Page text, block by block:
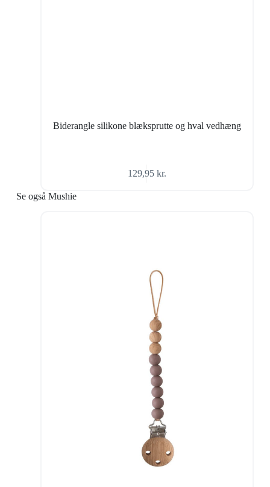
Biderangle silikone blæksprutte og hval vedhæng
129,95 kr.
Se også Mushie